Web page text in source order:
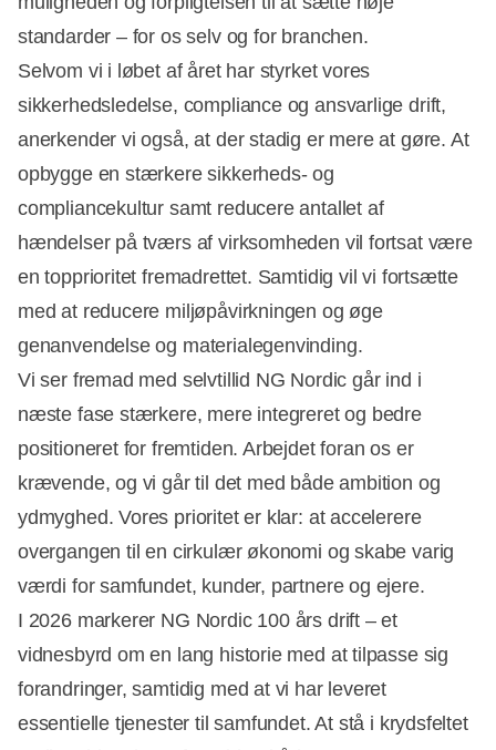
standarder – for os selv og for branchen.
Selvom vi i løbet af året har styrket vores
sikkerhedsledelse, compliance og ansvarlige drift,
anerkender vi også, at der stadig er mere at gøre. At
opbygge en stærkere sikkerheds- og
compliancekultur samt reducere antallet af
hændelser på tværs af virksomheden vil fortsat være
en topprioritet fremadrettet. Samtidig vil vi fortsætte
med at reducere miljøpåvirkningen og øge
genanvendelse og materialegenvinding.
Vi ser fremad med selvtillid NG Nordic går ind i
næste fase stærkere, mere integreret og bedre
positioneret for fremtiden. Arbejdet foran os er
krævende, og vi går til det med både ambition og
ydmyghed. Vores prioritet er klar: at accelerere
overgangen til en cirkulær økonomi og skabe varig
værdi for samfundet, kunder, partnere og ejere.
I 2026 markerer NG Nordic 100 års drift – et
vidnesbyrd om en lang historie med at tilpasse sig
forandringer, samtidig med at vi har leveret
essentielle tjenester til samfundet. At stå i krydsfeltet